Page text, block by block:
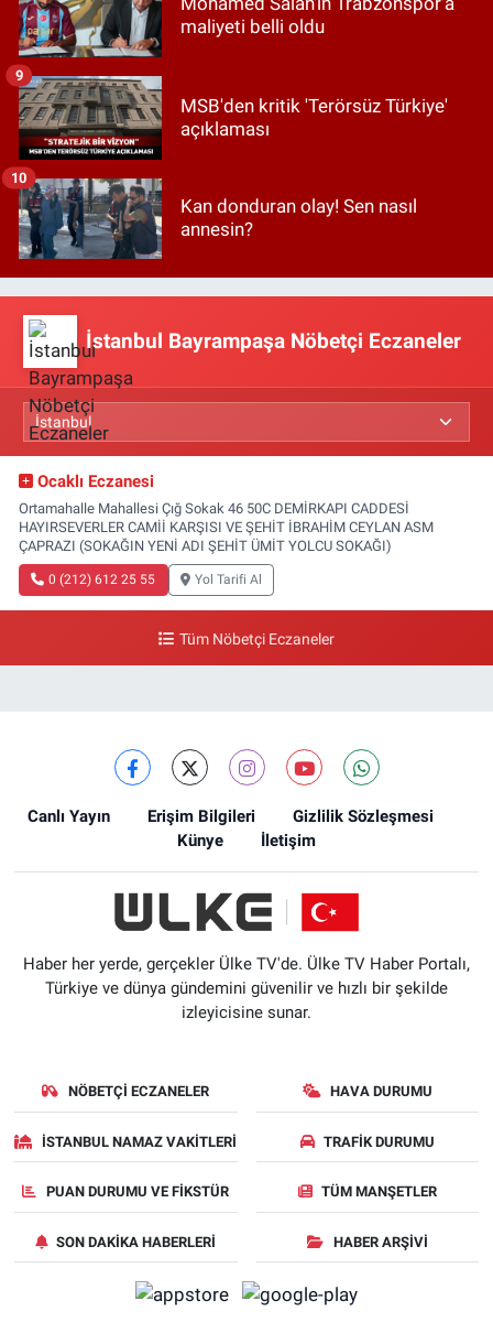
maliyeti belli oldu
MSB'den kritik 'Terörsüz Türkiye'
açıklaması
9
Kan donduran olay! Sen nasıl
annesin?
10
İstanbul Bayrampaşa Nöbetçi Eczaneler
Ocaklı Eczanesi
Ortamahalle Mahallesi Çığ Sokak 46 50C DEMİRKAPI CADDESİ
HAYIRSEVERLER CAMİİ KARŞISI VE ŞEHİT İBRAHİM CEYLAN ASM
ÇAPRAZI (SOKAĞIN YENİ ADI ŞEHİT ÜMİT YOLCU SOKAĞI)
0 (212) 612 25 55 Yol Tarifi Al
Tüm Nöbetçi Eczaneler
Canlı Yayın Erişim Bilgileri
Gizlilik Sözleşmesi
Künye
İletişim
Haber her yerde, gerçekler Ülke TV'de. Ülke TV Haber Portalı,
Türkiye ve dünya gündemini güvenilir ve hızlı bir şekilde
izleyicisine sunar.
NÖBETÇI ECZANELER HAVA DURUMU
İSTANBUL NAMAZ VAKITLERI TRAFIK DURUMU
PUAN DURUMU VE FIKSTÜR TÜM MANŞETLER
SON DAKIKA HABERLERI HABER ARŞIVI